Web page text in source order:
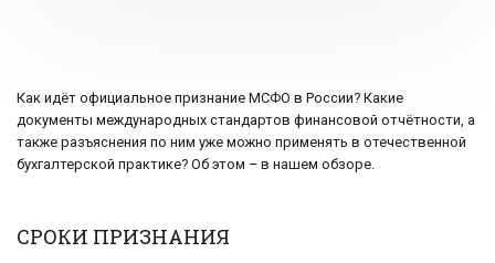
Как идёт официальное признание МСФО в России? Какие
документы международных стандартов финансовой отчётности, а
также разъяснения по ним уже можно применять в отечественной
бухгалтерской практике? Об этом – в нашем обзоре.
СРОКИ ПРИЗНАНИЯ